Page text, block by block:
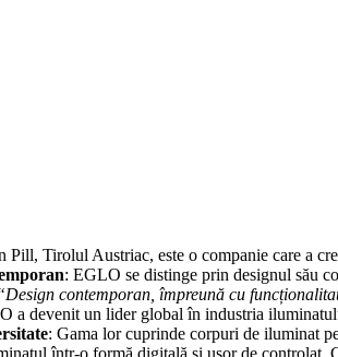
Tirolul Austriac, este o companie care a
: EGLO se distinge prin designul său
contemporan, împreună cu
a devenit un lider global în industria
: Gama lor cuprinde corpuri de iluminat